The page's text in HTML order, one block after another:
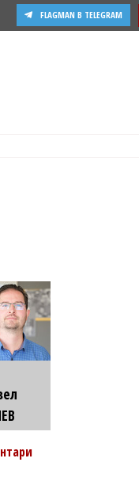
FLAGMAN В TELEGRAM